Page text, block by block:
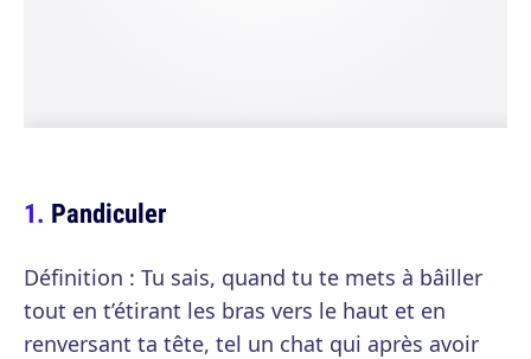
Pandiculer
Définition : Tu sais, quand tu te mets à bâiller
tout en t’étirant les bras vers le haut et en
renversant ta tête, tel un chat qui après avoir